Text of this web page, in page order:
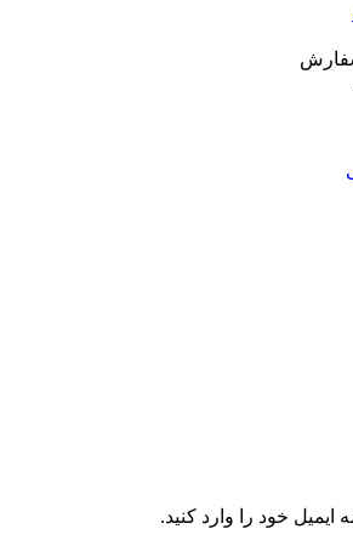
خود را وارد کنید.